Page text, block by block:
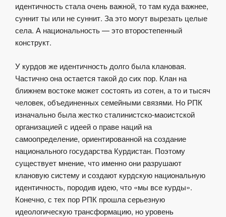
идентичность стала очень важной, то там куда важнее,
суннит ты или не суннит. За это могут вырезать целые
села. А национальность — это второстепенный
конструкт.
У курдов же идентичность долго была клановая.
Частично она остается такой до сих пор. Клан на
ближнем востоке может состоять из сотен, а то и тысяч
человек, объединенных семейными связями. Но РПК
изначально была жестко сталинистско-маоистской
организацией с идеей о праве наций на
самоопределение, ориентированной на создание
национального государства Курдистан. Поэтому
существует мнение, что именно они разрушают
клановую систему и создают курдскую национальную
идентичность, породив идею, что «мы все курды».
Конечно, с тех пор РПК прошла серьезную
идеологическую трансформацию, но уровень